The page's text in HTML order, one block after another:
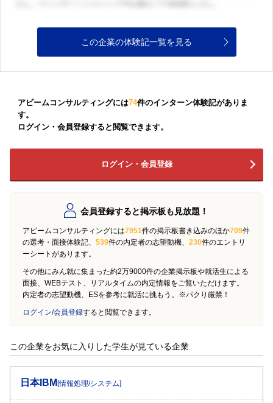
この企業の体験記一覧を見る
アビームコンサルティングには74件のインターン体験記がありま
す。
ログイン・会員登録すると閲覧できます。
ログイン・会員登録
会員登録すると掲示板も見放題！
アビームコンサルティングには7951件の掲示板書き込みのほか709件
の選考・面接体験記、 539件の内定者の志望動機、 230件のエントリ
ーシートがあります。
その他にみん就に集まった約2万9000件の企業掲示板や就活生による
面接、WEBテスト、リアルタイムの内定情報をご覧いただけます。
内定者の志望動機、ESを参考に就活に挑もう。※パクり厳禁！
ログイン/会員登録すると閲覧できます。
この企業をお気に入りした学生が見ている企業
日本IBM [情報処理/システム]